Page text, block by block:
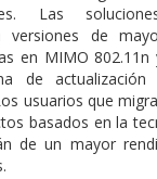
Las
versiones de
en MIMO 802.11n
de actualización
usuarios que
basados en la
de un mayor